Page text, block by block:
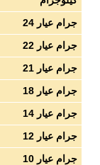
جرام عيار 24
جرام عيار 22
جرام عيار 21
جرام عيار 18
جرام عيار 14
جرام عيار 12
جرام عيار 10